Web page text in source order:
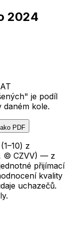
2024
je podíl
kole.
PDF
z
© CZVV) — z
přijímací
kvality
uchazečů.